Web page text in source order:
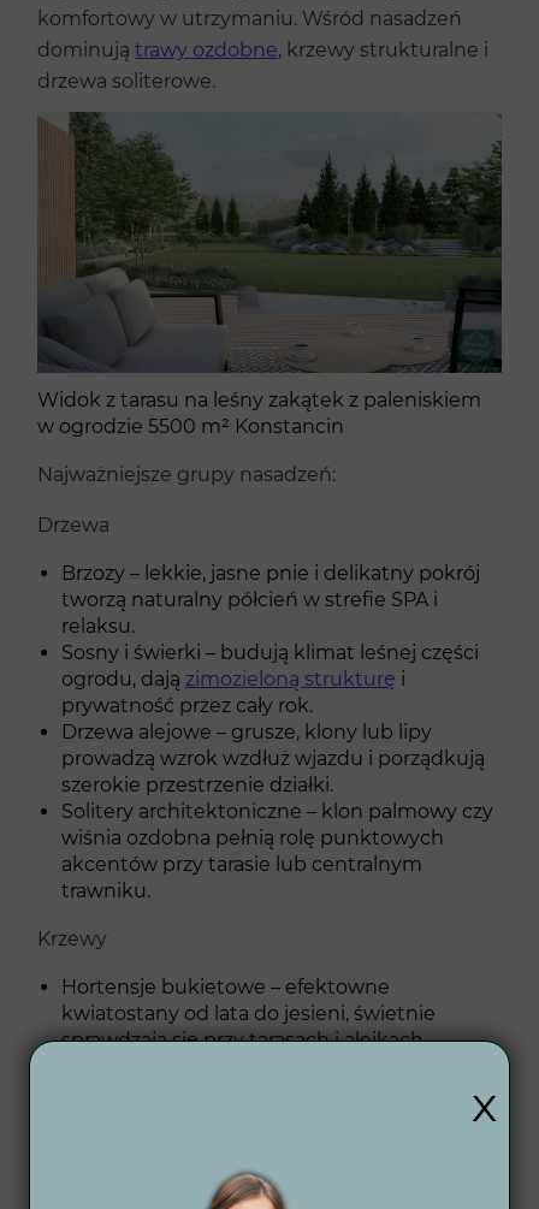
komfortowy w utrzymaniu. Wśród nasadzeń
dominujątrawy ozdobne, krzewy strukturalne i
drzewa soliterowe.
Widok z tarasu na leśny zakątek z paleniskiem
w ogrodzie 5500 m² Konstancin
Najważniejsze grupy nasadzeń:
Drzewa
Brzozy – lekkie, jasne pnie i delikatny pokrój
tworzą naturalny półcień w strefie SPA i
relaksu.
Sosny i świerki – budują klimat leśnej części
ogrodu, dają zimozieloną strukturę i
prywatność przez cały rok.
Drzewa alejowe – grusze, klony lub lipy
prowadzą wzrok wzdłuż wjazdu i porządkują
szerokie przestrzenie działki.
Solitery architektoniczne – klon palmowy czy
wiśnia ozdobna pełnią rolę punktowych
akcentów przy tarasie lub centralnym
trawniku.
Krzewy
Hortensje bukietowe – efektowne
kwiatostany od lata do jesieni, świetnie
sprawdzają się przy tarasach i alejkach.
które wprowadzają rytm, sezonowe kolory i
strukturalne, tworzące gęste ekrany
ochronne i eleganckie zielone tło.
x